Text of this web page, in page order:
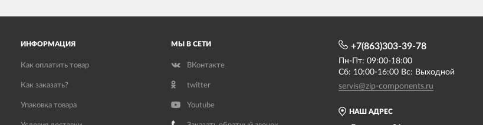
ИНФОРМАЦИЯ
Как оплатить товар
Как заказать?
Упаковка товара
МЫ В СЕТИ
ВКонтакте
twitter
Youtube
НАШ АДРЕС
+7(863)303-39-78
Пн-Пт: 09:00-18:00
Сб: 10:00-16:00 Вс: Выходной
servis@zip-components.ru